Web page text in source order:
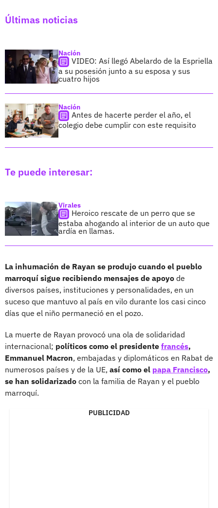
Últimas noticias
Nación
VIDEO: Así llegó Abelardo de la Espriella
a su posesión junto a su esposa y sus
cuatro hijos
Nación
Antes de hacerte perder el año, el
colegio debe cumplir con este requisito
Te puede interesar:
Virales
Heroico rescate de un perro que se
estaba ahogando al interior de un auto que
ardía en llamas.
La inhumación de Rayan se produjo cuando el pueblo
marroquí sigue recibiendo mensajes de apoyo de
diversos países, instituciones y personalidades, en un
suceso que mantuvo al país en vilo durante los casi cinco
días que el niño permaneció en el pozo.
La muerte de Rayan provocó una ola de solidaridad
internacional; políticos como el presidente francés,
Emmanuel Macron, embajadas y diplomáticos en Rabat de
numerosos países y de la UE, así como el papa Francisco,
se han solidarizado con la familia de Rayan y el pueblo
marroquí.
PUBLICIDAD